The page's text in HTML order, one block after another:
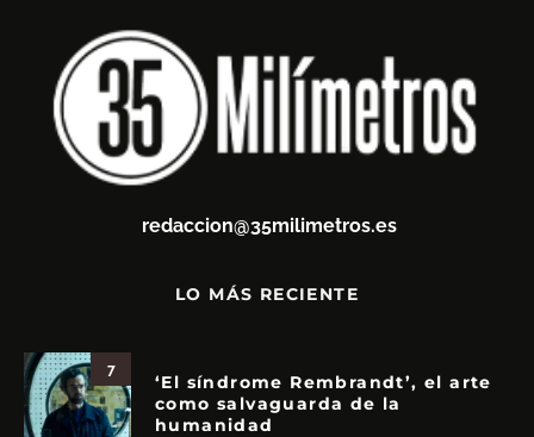
redaccion@35milimetros.es
LO MÁS RECIENTE
7
‘El síndrome Rembrandt’, el arte
como salvaguarda de la
humanidad